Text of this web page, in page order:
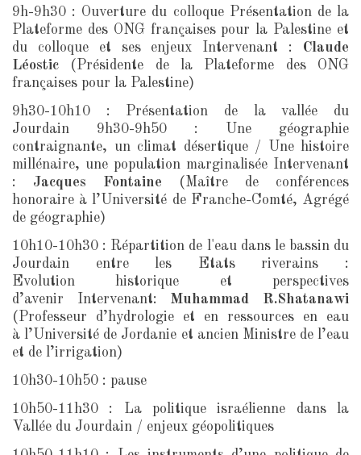
9h-9h30 : Ouverture du colloque Présentation de la
Plateforme des ONG françaises pour la Palestine et
du colloque et ses enjeux Intervenant : Claude
Léostic (Présidente de la Plateforme des ONG
françaises pour la Palestine)
9h30-10h10 : Présentation de la vallée du
Jourdain 9h30-9h50 : Une géographie
contraignante, un climat désertique / Une histoire
millénaire, une population marginalisée Intervenant
:
Jacques Fontaine (Maître de conférences
honoraire à l’Université de Franche-Comté, Agrégé
de géographie)
10h10-10h30 : Répartition de l'eau dans le bassin du
Jourdain entre les Etats riverains :
Evolution historique et perspectives
d’avenir Intervenant: Muhammad R.Shatanawi
(Professeur d’hydrologie et en ressources en eau
à l’Université de Jordanie et ancien Ministre de l’eau
et de l’irrigation)
10h30-10h50 : pause
10h50-11h30 : La politique israélienne dans la
Vallée du Jourdain / enjeux géopolitiques